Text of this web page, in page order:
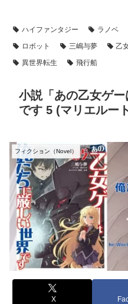
ハイファンタジー ラノベ
ロボット
三嶋与夢 乙
異世界転生
飛行船
小説「あの乙女ゲ
です 5 (マリエルー
フィクション（Novel）
X